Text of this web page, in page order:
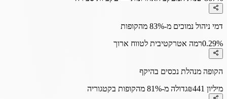
דמי ניהול נמוכים מ-83% מהקופות
0.29%רמה אטרקטיבית לטווח ארוך
הקופה מנהלת נכסים בהיקף
₪441 מיליון
גדולה מ-81% מהקופות בקטגוריה